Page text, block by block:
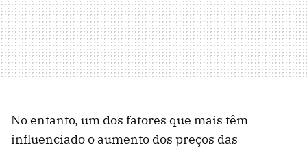
No entanto, um dos fatores que mais têm
influenciado o aumento dos preços das